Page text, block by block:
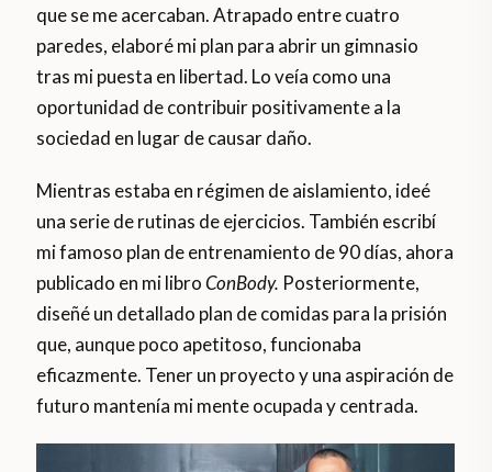
que se me acercaban. Atrapado entre cuatro
paredes, elaboré mi plan para abrir un gimnasio
tras mi puesta en libertad. Lo veía como una
oportunidad de contribuir positivamente a la
sociedad en lugar de causar daño.
Mientras estaba en régimen de aislamiento, ideé
una serie de rutinas de ejercicios. También escribí
mi famoso plan de entrenamiento de 90 días, ahora
publicado en mi libroConBody. Posteriormente,
diseñé un detallado plan de comidas para la prisión
que, aunque poco apetitoso, funcionaba
eficazmente. Tener un proyecto y una aspiración de
futuro mantenía mi mente ocupada y centrada.